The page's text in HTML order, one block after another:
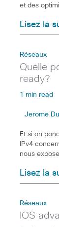
et des
Lisez la
Réseaux
Quelle
ready?
1 min read
Jerome
Et si on
IPv4
nous
Lisez la
Réseaux
IOS